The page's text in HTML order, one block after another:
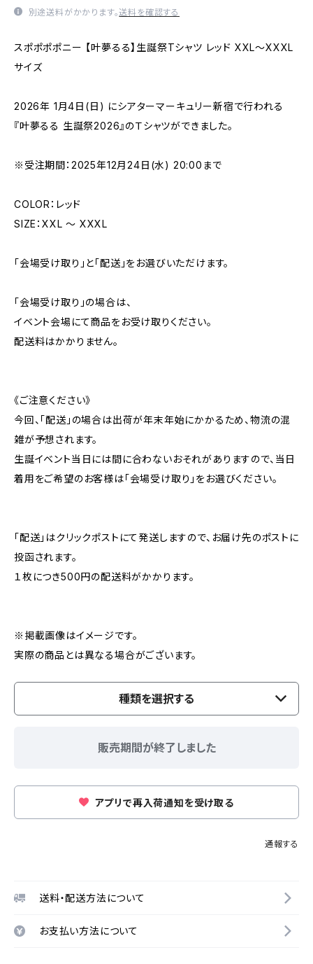
別途送料がかかります。送料を確認する
スポポポポニー 【叶夢るる】生誕祭Tシャツ レッド XXL〜XXXL
サイズ
2026年 1月4日(日) にシアターマーキュリー新宿で行われる
『叶夢るる 生誕祭2026』のＴシャツができました。
※受注期間：2025年12月24日(水) 20:00まで
COLOR：レッド
SIZE：XXL 〜 XXXL
「会場受け取り」と「配送」をお選びいただけます。
「会場受け取り」の場合は、
イベント会場にて商品をお受け取りください。
配送料はかかりません。
《ご注意ください》
今回、「配送」の場合は出荷が年末年始にかかるため、物流の混
雑が予想されます。
生誕イベント当日には間に合わないおそれがありますので、当日
着用をご希望のお客様は「会場受け取り」をお選びください。
「配送」はクリックポストにて発送しますので、お届け先のポストに
投函されます。
１枚につき500円の配送料がかかります。
※掲載画像はイメージです。
実際の商品とは異なる場合がございます。
種類を選択する
販売期間が終了しました
アプリで再入荷通知を受け取る
通報する
送料・配送方法について
お支払い方法について